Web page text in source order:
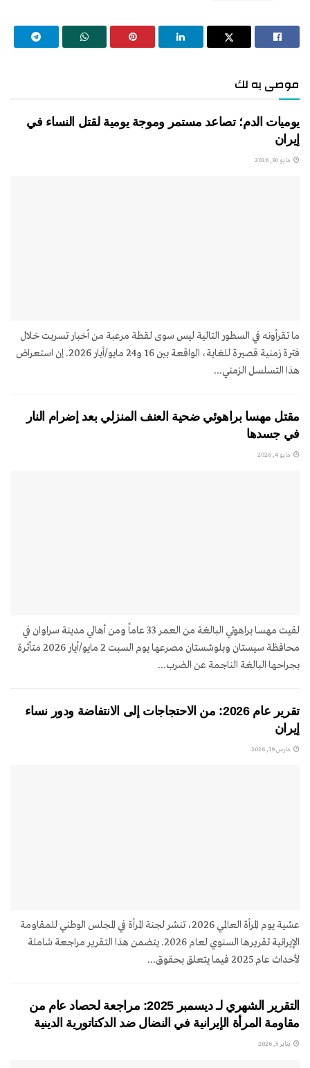
موصى به لك
يوميات الدم؛ تصاعد مستمر وموجة يومية لقتل النساء في
إيران
مايو 30, 2026
ما تقرأونه في السطور التالية ليس سوى لقطة مرعبة من أخبار تسربت خلال
فترة زمنية قصيرة للغاية، الواقعة بين 16 و24 مايو/أيار 2026. إن استعراض
هذا التسلسل الزمني...
مقتل مهسا براهوئي ضحية العنف المنزلي بعد إضرام النار
في جسدها
مايو 4, 2026
لقيت مهسا براهوئي البالغة من العمر 33 عاماً ومن أهالي مدينة سراوان في
محافظة سيستان وبلوشستان مصرعها يوم السبت 2 مايو/أيار 2026 متأثرة
بجراحها البالغة الناجمة عن الضرب...
تقرير عام 2026: من الاحتجاجات إلى الانتفاضة ودور نساء
إيران
مارس 19, 2026
عشية يوم المرأة العالمي 2026، تنشر لجنة المرأة في المجلس الوطني للمقاومة
الإيرانية تقريرها السنوي لعام 2026. يتضمن هذا التقرير مراجعة شاملة
لأحداث عام 2025 فيما يتعلق بحقوق...
التقرير الشهري لـ ديسمبر 2025: مراجعة لحصاد عام من
مقاومة المرأة الإيرانية في النضال ضد الدكتاتورية الدينية
يناير 5, 2026